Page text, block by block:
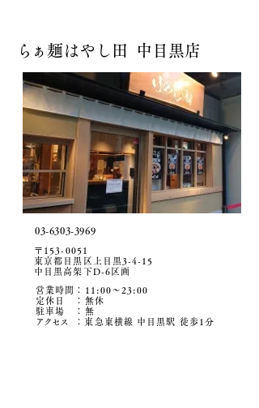
ら ぁ麺はやし田 中目黒店
03-6303-3969
〒153-0051
東京都目黒区上目黒3-4-15
中目黒高架下D-6区画
営業時間：11:00〜23:00
定休日 ：無休
駐車場
​ ：無
アクセ ス ：東急東横線 中目黒駅 徒歩1分